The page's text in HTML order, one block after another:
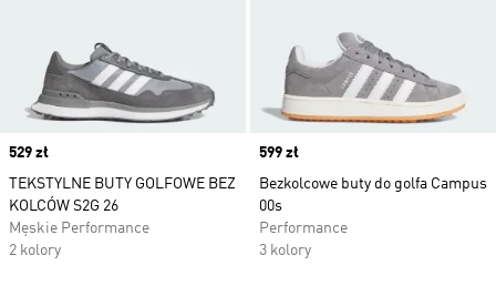
Price
529 zł
TEKSTYLNE BUTY GOLFOWE BEZ
KOLCÓW S2G 26
Męskie Performance
2 kolory
Price
599 zł
Bezkolcowe buty do golfa Campus
00s
Performance
3 kolory